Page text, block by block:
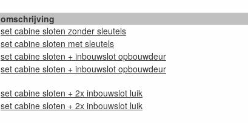
omschrijving
set cabine sloten zonder sleutels
set cabine sloten met sleutels
set cabine sloten + inbouwslot opbouwdeur
set cabine sloten + inbouwslot opbouwdeur
set cabine sloten + 2x inbouwslot luik
set cabine sloten + 2x inbouwslot luik